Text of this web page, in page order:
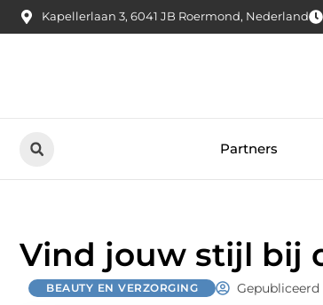
Kapellerlaan 3, 6041 JB Roermond, Nederland
Partners
Vind jouw stijl bij
BEAUTY EN VERZORGING